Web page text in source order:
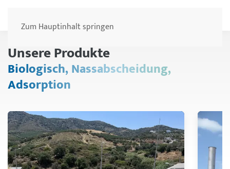
Zum Hauptinhalt springen
Unsere Produkte
Biologisch, Nassabscheidung,
Adsorption